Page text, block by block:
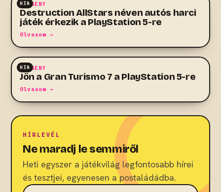
HÍR
VERSENY
Destruction AllStars néven autós harci
játék érkezik a PlayStation 5-re
Olvasom →
HÍR
VERSENY
Jön a Gran Turismo 7 a PlayStation 5-re
Olvasom →
HÍRLEVÉL
Ne maradj le semmiről
Heti egyszer a játékvilág legfontosabb hírei
és tesztjei, egyenesen a postaládádba.